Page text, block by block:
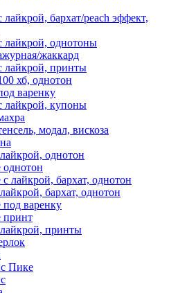
лайкрой, бархат/peach эффект,
лайкрой, однотоны
жаккард
лайкрой, принты
хб, однотон
варенку
лайкрой, купоны
модал, вискоза
однотон
однотон
лайкрой, бархат, однотон
бархат, однотон
под варенку
принт
принты
Пике